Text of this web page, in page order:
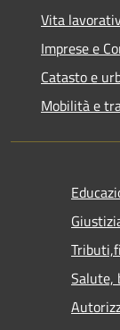
Vita
Imprese e
Catasto e
Mobilità e
Salute,